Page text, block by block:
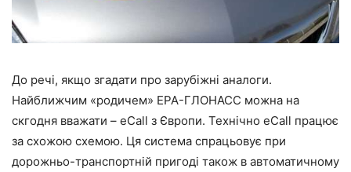
До речі, якщо згадати про зарубіжні аналоги.
Найближчим «родичем» ЕРА-ГЛОНАСС можна на
скгодня вважати – eCall з Європи. Технічно eCall працює
за схожою схемою. Ця система спрацьовує при
дорожньо-транспортній пригоді також в автоматичному